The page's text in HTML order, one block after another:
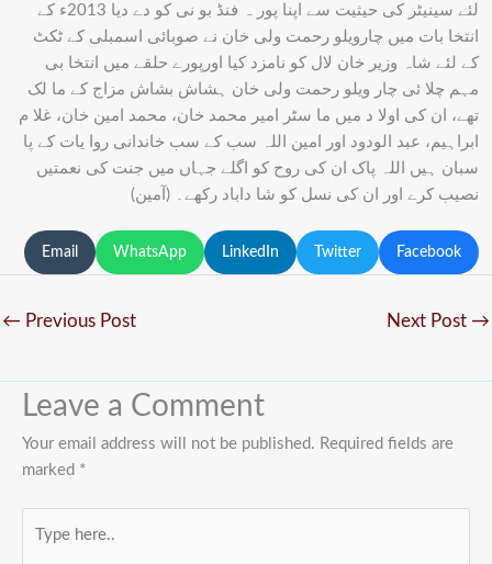
لئے سینیٹر کی حیثیت سے اپنا پور ہ فنڈ بو نی کو دے دیا 2013ء کے
انتخا بات میں چارویلو رحمت ولی خان نے صوبائی اسمبلی کے ٹکٹ
کے لئے شاہ وزیر خان لال کو نامزد کیا اورپورے حلقے میں انتخا بی
مہم چلا ئی چار ویلو رحمت ولی خان ہشاش بشاش مزاج کے ما لک
تھے، ان کی اولا د میں ما سٹر امیر محمد خان، محمد امین خان، غلا م
ابراہیم، عبد الودود اور امین اللہ سب کے سب خاندانی روا یات کے پا
سبان ہیں اللہ پاک ان کی روح کو اگلے جہاں میں جنت کی نعمتیں
نصیب کرے اور ان کی نسل کو شا داباد رکھے۔ (آمین)
Facebook
Twitter
LinkedIn
WhatsApp
Email
← Previous Post Next Post →
Leave a Comment
Your email address will not be published. Required fields are
marked *
here..